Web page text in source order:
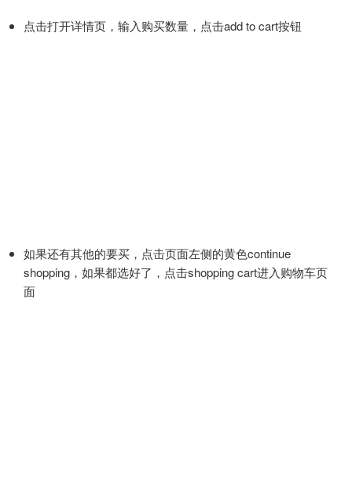
点击打开详情页，输入购买数量，点击add to cart按钮
如果还有其他的要买，点击页面左侧的黄色continue
shopping，如果都选好了，点击shopping cart进入购物车页
面